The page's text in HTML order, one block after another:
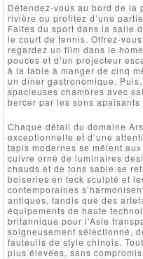
Détendez-vous au bord de la
rivière ou profitez d’une
Faites du sport dans la salle
le court de tennis. Offrez-
regardez un film dans le
pouces et d’un projecteur
à la table à manger de cinq
un dîner gastronomique.
spacieuses chambres avec
bercer par les sons apaisants
Chaque détail du domaine
exceptionnelle et d’une
tapis modernes se mêlent
cuivre orné de luminaires
chauds et de tons sable se
boiseries en teck sculpté et
contemporaines
antiques, tandis que des
équipements de haute
britannique pour l’Asie
soigneusement sélectionné,
fauteuils de style chinois.
plus élevées, sans compromis.